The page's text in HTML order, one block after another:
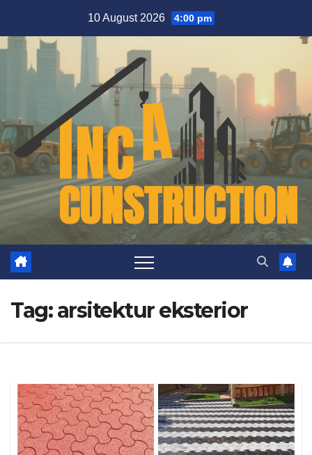
content
10 August 2026 4:00 pm
Tag:arsitektur eksterior